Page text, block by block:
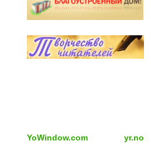
YoWindow.com yr.no